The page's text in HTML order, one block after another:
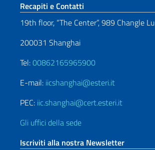
Sezione footer
Recapiti e Contatti
19th floor, “The Center”, 989 Changle Lu
200031 Shanghai
Tel:00862165965900
E-mail: iicshanghai@esteri.it
PEC: iic.shanghai@cert.esteri.it
Gli uffici della sede
Iscriviti alla nostra Newsletter